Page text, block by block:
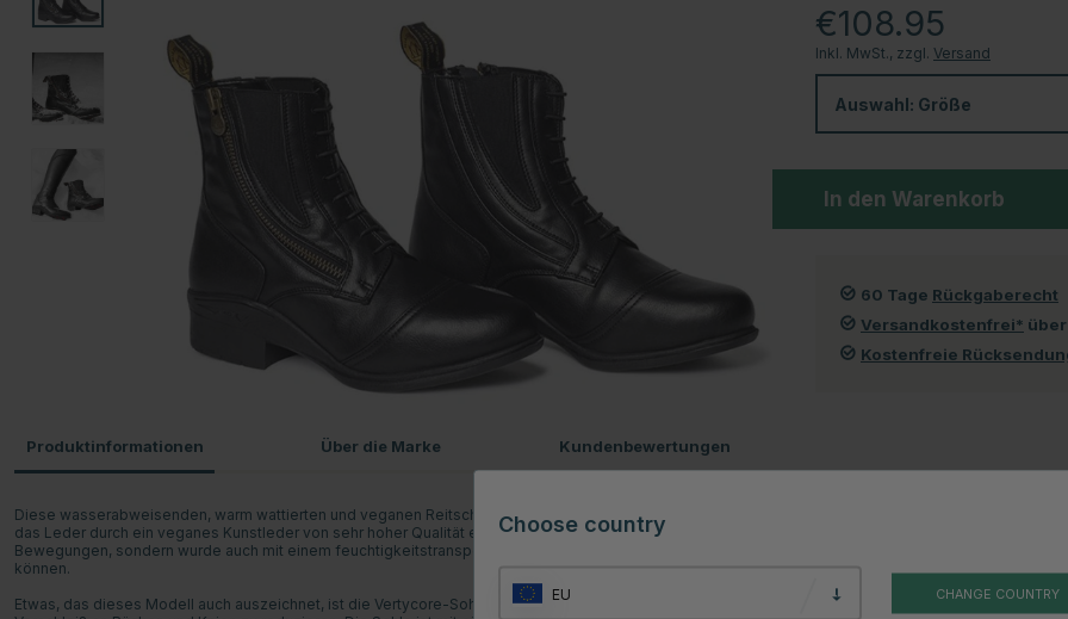
€108.95
Inkl. MwSt., zzgl. Versand
Auswahl: Größe
In den Warenkorb
60 Tage Rückgaberecht
Versandkostenfrei* über
Kostenfreie
Produktinformationen
Diese wasserabweisenden, warm wattierten und veganen Reitschuhe sind Teil der bei Mountain Horse überaus beliebten Veganza-Serie, bei der
das Leder durch ein veganes Kunstleder von sehr hoher Qualität ersetzt wurde. Das weiche, geschmeidige Material folgt nicht nur optimal deinen
Bewegungen, sondern wurde auch mit einem feuchtigkeitstransportierenden Innenfutter ergänzt, um wirklich den bestmöglichen Komfort bieten zu
können.
Etwas, das dieses Modell auch auszeichnet, ist die Vertycore-Sohle, die mit einer Reihe von Vorteilen kommt, um den Komfort zu erhöhen und den
Über die Marke Kundenbewertungen
Choose country
EU CHANGE COUNTRY